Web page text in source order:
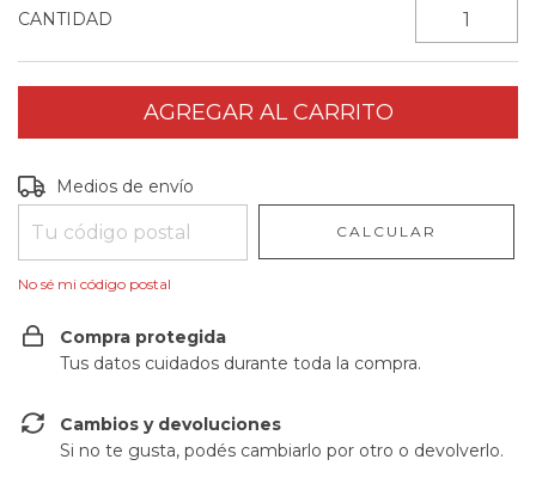
CANTIDAD
Entregas para el CP:
Medios de envío
CALCULAR
No sé mi código postal
Compra protegida
Tus datos cuidados durante toda la compra.
Cambios y devoluciones
Si no te gusta, podés cambiarlo por otro o devolverlo.